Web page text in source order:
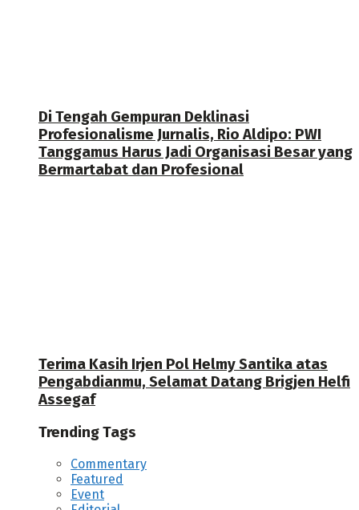
Di Tengah Gempuran Deklinasi
Profesionalisme Jurnalis, Rio Aldipo: PWI
Tanggamus Harus Jadi Organisasi Besar yang
Bermartabat dan Profesional
Terima Kasih Irjen Pol Helmy Santika atas
Pengabdianmu, Selamat Datang Brigjen Helfi
Assegaf
Trending Tags
Commentary
Featured
Event